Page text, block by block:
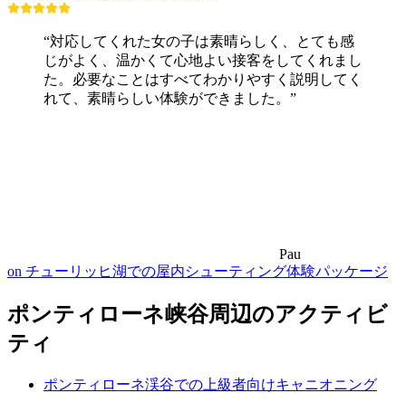
“対応してくれた女の子は素晴らしく、とても感
じがよく、温かくて心地よい接客をしてくれまし
た。必要なことはすべてわかりやすく説明してく
れて、素晴らしい体験ができました。”
Pau
on チューリッヒ湖での屋内シューティング体験パッケージ
ポンティローネ峡谷周辺のアクティビ
ティ
ポンティローネ渓谷での上級者向けキャニオニング